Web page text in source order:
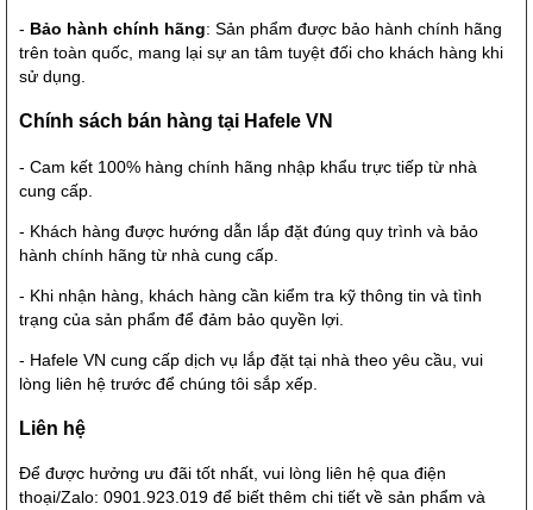
- Bảo hành chính hãng: Sản phẩm được bảo hành chính hãng
trên toàn quốc, mang lại sự an tâm tuyệt đối cho khách hàng khi
sử dụng.
Chính sách bán hàng tại Hafele VN
- Cam kết 100% hàng chính hãng nhập khẩu trực tiếp từ nhà
cung cấp.
- Khách hàng được hướng dẫn lắp đặt đúng quy trình và bảo
hành chính hãng từ nhà cung cấp.
- Khi nhận hàng, khách hàng cần kiểm tra kỹ thông tin và tình
trạng của sản phẩm để đảm bảo quyền lợi.
- Hafele VN cung cấp dịch vụ lắp đặt tại nhà theo yêu cầu, vui
lòng liên hệ trước để chúng tôi sắp xếp.
Liên hệ
Để được hưởng ưu đãi tốt nhất, vui lòng liên hệ qua điện
thoại/Zalo: 0901.923.019 để biết thêm chi tiết về sản phẩm và